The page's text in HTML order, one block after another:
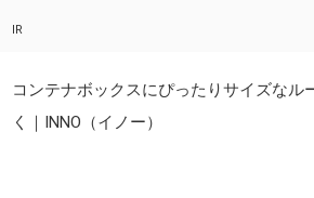
IR
コンテナボックスにぴったりサイズなル
く｜INNO（イノー）